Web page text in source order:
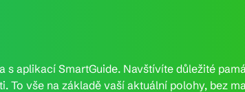
aplikací SmartGuide. Navštívíte důležité
To vše na základě vaší aktuální polohy, bez